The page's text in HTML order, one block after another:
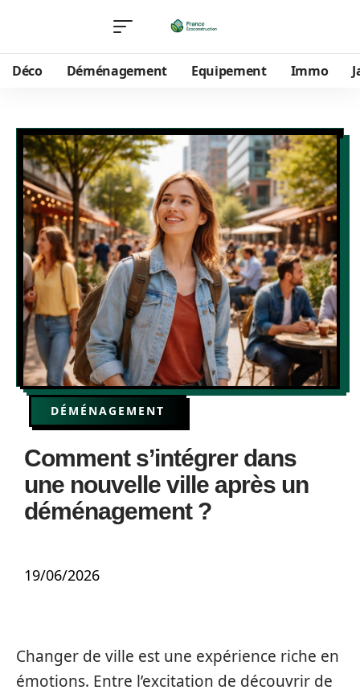
Déco Déménagement Equipement Immo
DÉMÉNAGEMENT
Comment s’intégrer dans
une nouvelle ville après un
déménagement ?
19/06/2026
Changer de ville est une expérience riche en
émotions. Entre l’excitation de découvrir de